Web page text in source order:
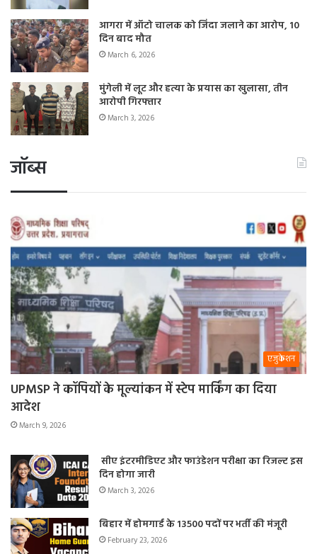
आगरा में ऑटो चालक को जिंदा जलाने का आरोप, 10
दिन बाद मौत
March 6, 2026
मुंगेली में लूट और हत्या के प्रयास का खुलासा, तीन
आरोपी गिरफ्तार
March 3, 2026
जॉब्स
एजुकेशन
UPMSP ने कॉपियों के मूल्यांकन में स्टेप मार्किंग का दिया
आदेश
March 9, 2026
सीए इंटरमीडिएट और फाउंडेशन परीक्षा का रिजल्ट इस
दिन होगा जारी
March 3, 2026
बिहार में होमगार्ड के 13500 पदों पर भर्ती की मंजूरी
February 23, 2026